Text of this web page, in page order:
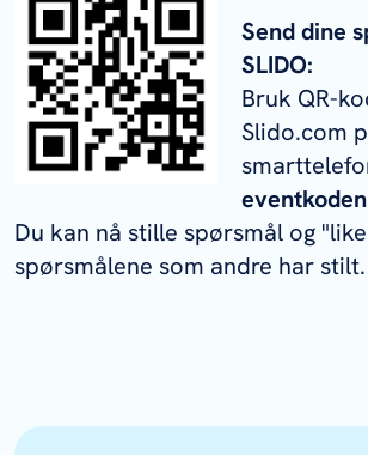
Send dine
SLIDO:
Bruk QR-
Slido.com
Du kan nå stille spørsmål og
spørsmålene som andre har stilt.